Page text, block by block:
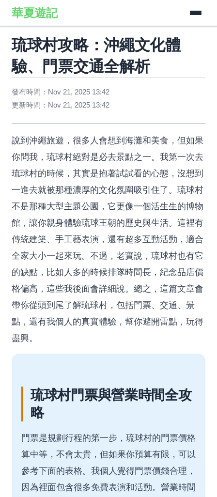
華夏遊記
琉球村攻略：沖繩文化體
驗、門票交通全解析
發布時間：Nov 21, 2025 13:42
更新時間：Nov 21, 2025 13:42
說到沖繩旅遊，很多人會想到海灘和美食，但如果
你問我，琉球村絕對是必去景點之一。我第一次去
琉球村的時候，其實是抱著試試看的心態，沒想到
一進去就被那種濃厚的文化氛圍吸引住了。琉球村
不是那種大型主題公園，它更像一個活生生的博物
館，讓你親身體驗琉球王朝的歷史與生活。這裡有
傳統建築、手工藝表演，還有超多互動活動，適合
全家大小一起來玩。不過，老實說，琉球村也有它
的缺點，比如人多的時候排隊時間長，紀念品店價
格偏高，這些我後面會詳細說。總之，這篇文章會
帶你從頭到尾了解琉球村，包括門票、交通、景
點，還有我個人的真實體驗，幫你避開雷點，玩得
盡興。
琉球村門票與營業時間全攻
略
門票是規劃行程的第一步，琉球村的門票價格
算中等，不會太貴，但如果你預算有限，可以
參考下面的表格。我個人覺得門票價錢合理，
因為裡面包含很多免費表演和活動。營業時間